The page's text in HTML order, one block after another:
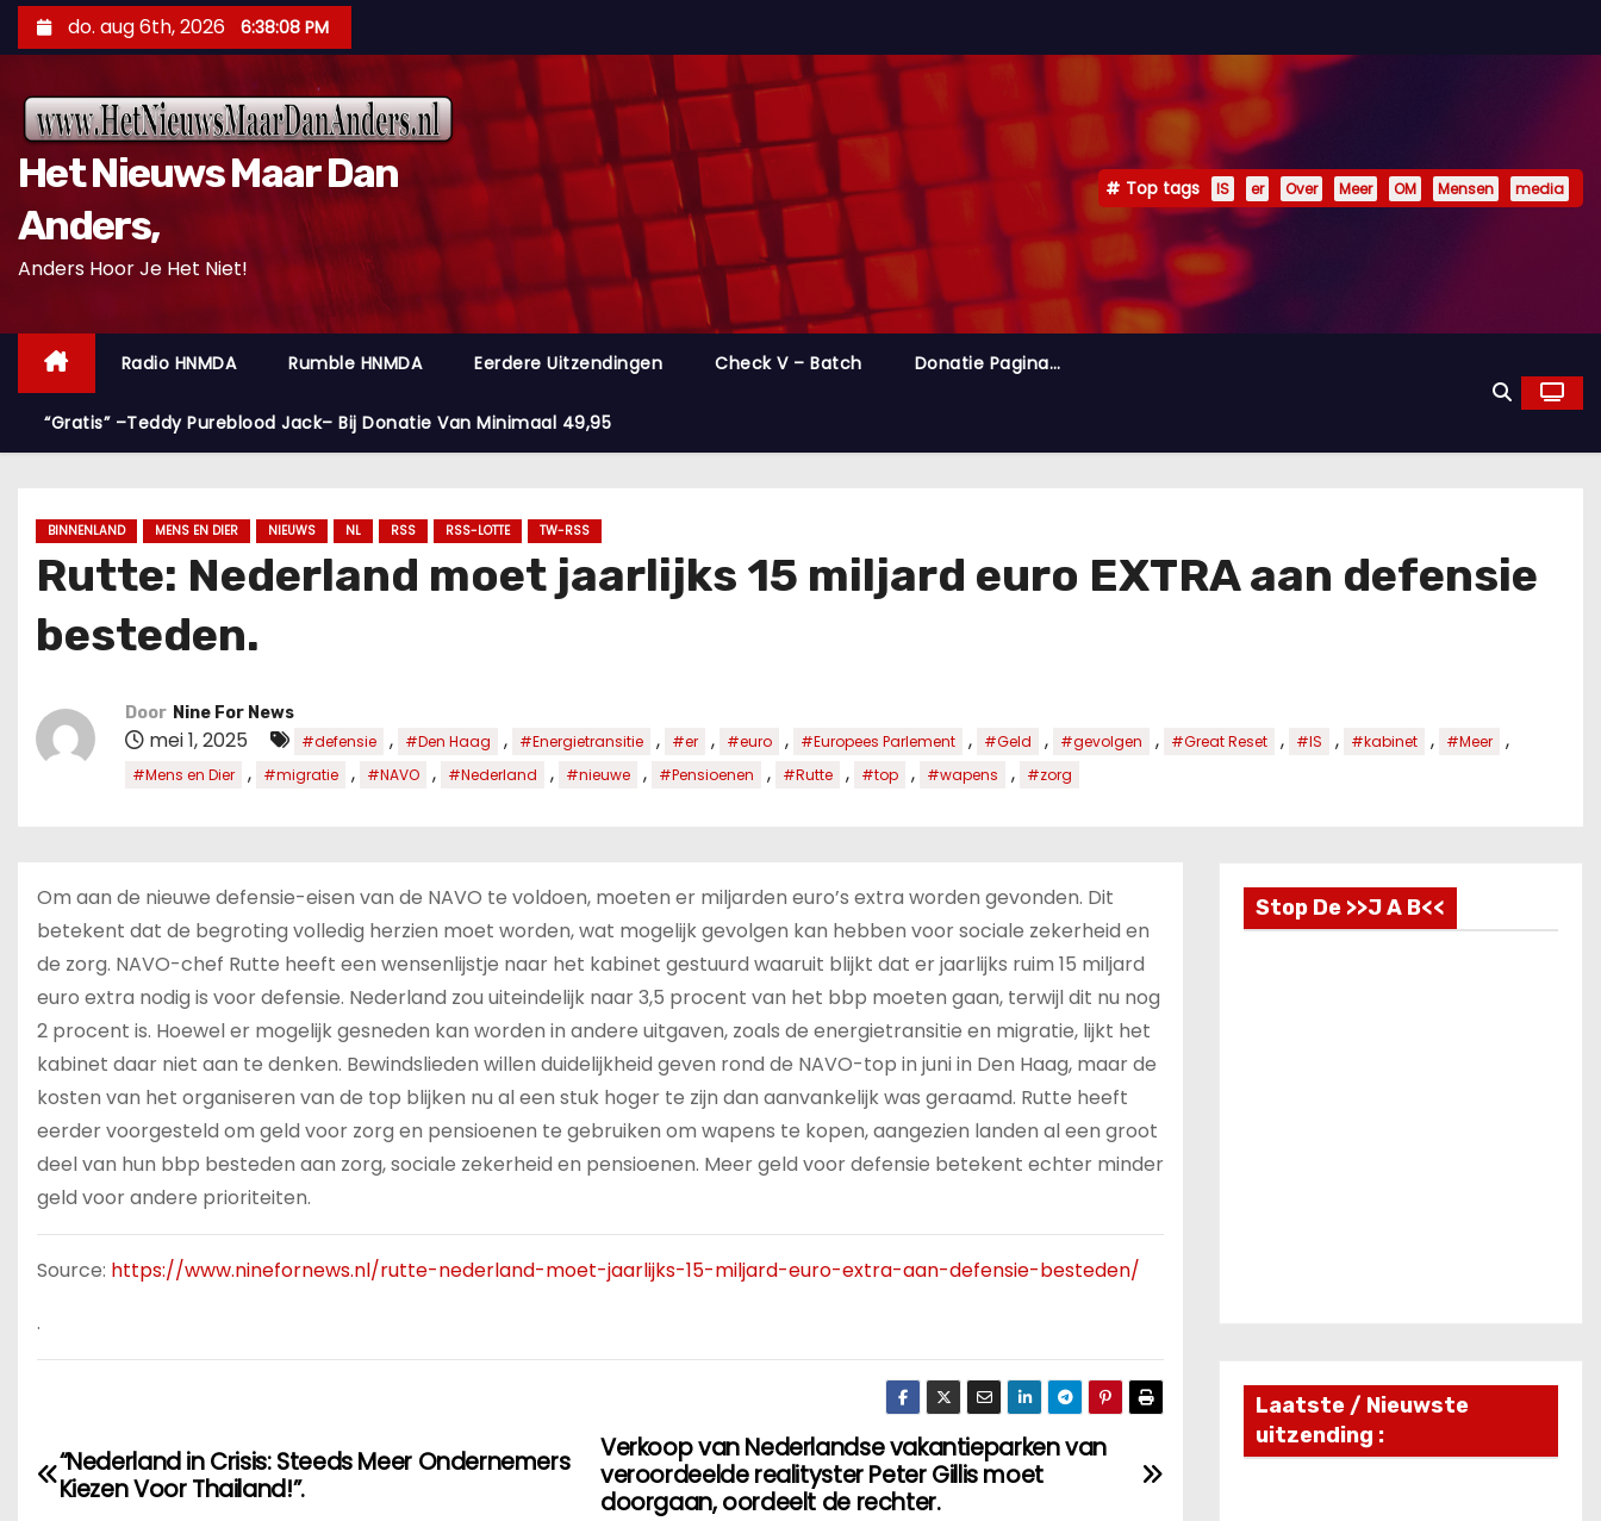
o
n
do. aug 6th, 2026 6:38:09 PM
Het Nieuws Maar Dan
Anders,
Anders Hoor Je Het Niet!
Top tags IS er Over Meer OM Mensen media
Radio HNMDA Rumble HNMDA Eerdere Uitzendingen Check V – Batch Donatie Pagina…
“Gratis” –Teddy Pureblood Jack– Bij Donatie Van Minimaal 49,95
BINNENLAND MENS EN DIER NIEUWS NL RSS RSS-LOTTE TW-RSS
Rutte: Nederland moet jaarlijks 15 miljard euro EXTRA aan defensie
besteden.
Door Nine For News
mei 1, 2025 #defensie , #Den Haag , #Energietransitie , #er , #euro , #Europees Parlement , #Geld , #gevolgen , #Great Reset , #IS , #kabinet , #Meer ,
#Mens en Dier , #migratie , #NAVO , #Nederland , #nieuwe , #Pensioenen , #Rutte , #top , #wapens , #zorg
Om aan de nieuwe defensie-eisen van de NAVO te voldoen, moeten er miljarden euro’s extra worden gevonden. Dit
betekent dat de begroting volledig herzien moet worden, wat mogelijk gevolgen kan hebben voor sociale zekerheid en
de zorg. NAVO-chef Rutte heeft een wensenlijstje naar het kabinet gestuurd waaruit blijkt dat er jaarlijks ruim 15 miljard
euro extra nodig is voor defensie. Nederland zou uiteindelijk naar 3,5 procent van het bbp moeten gaan, terwijl dit nu nog
2 procent is. Hoewel er mogelijk gesneden kan worden in andere uitgaven, zoals de energietransitie en migratie, lijkt het
kabinet daar niet aan te denken. Bewindslieden willen duidelijkheid geven rond de NAVO-top in juni in Den Haag, maar de
kosten van het organiseren van de top blijken nu al een stuk hoger te zijn dan aanvankelijk was geraamd. Rutte heeft
eerder voorgesteld om geld voor zorg en pensioenen te gebruiken om wapens te kopen, aangezien landen al een groot
deel van hun bbp besteden aan zorg, sociale zekerheid en pensioenen. Meer geld voor defensie betekent echter minder
geld voor andere prioriteiten.
Source: https://www.ninefornews.nl/rutte-nederland-moet-jaarlijks-15-miljard-euro-extra-aan-defensie-besteden/
.
B
Verkoop van Nederlandse vakantieparken van
veroordeelde realityster Peter Gillis moet
doorgaan, oordeelt de rechter.
“Nederland in Crisis: Steeds Meer Ondernemers
Kiezen Voor Thailand!”.
Stop De >>J A B<<
Laatste / Nieuwste
uitzending :